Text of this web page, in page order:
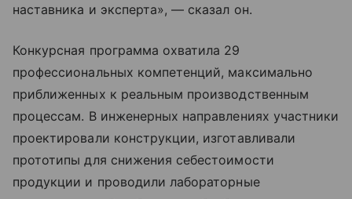
наставника и эксперта», — сказал он.
Конкурсная программа охватила 29
профессиональных компетенций, максимально
приближенных к реальным производственным
процессам. В инженерных направлениях участники
проектировали конструкции, изготавливали
прототипы для снижения себестоимости
продукции и проводили лабораторные